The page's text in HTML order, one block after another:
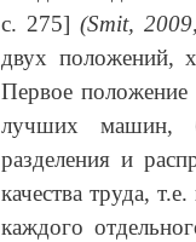
с. 275](Smit,
двух положений,
Первое положение
лучших машин,
разделения и
качества труда,
каждого